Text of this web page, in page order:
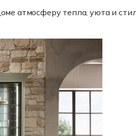
атмосферу тепла, уюта и